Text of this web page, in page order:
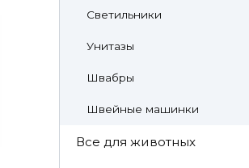
Светильники
Унитазы
Швабры
Швейные машинки
Все для животных